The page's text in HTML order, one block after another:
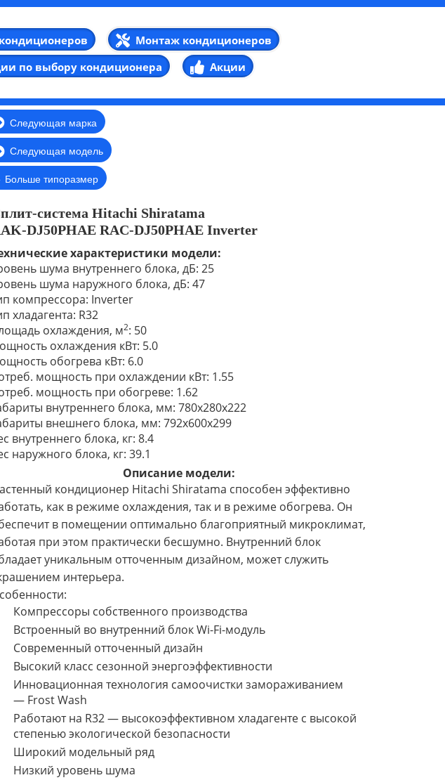
Монтаж кондиционеров
по выбору кондиционера Акции
Следующая марка
Следующая модель
Больше типоразмер
система Hitachi Shiratama
DJ50PHAE RAC-DJ50PHAE Inverter
характеристики модели:
шума внутреннего блока, дБ: 25
шума наружного блока, дБ: 47
компрессора: Inverter
хладагента: R32
охлаждения, м2: 50
охлаждения кВт: 5.0
обогрева кВт: 6.0
мощность при охлаждении кВт: 1.55
мощность при обогреве: 1.62
внутреннего блока, мм: 780x280x222
внешнего блока, мм: 792х600х299
внутреннего блока, кг: 8.4
наружного блока, кг: 39.1
Описание модели:
кондиционер Hitachi Shiratama способен эффективно
как в режиме охлаждения, так и в режиме обогрева. Он
в помещении оптимально благоприятный микроклимат,
при этом практически бесшумно. Внутренний блок
уникальным отточенным дизайном, может служить
интерьера.
Компрессоры собственного производства
Встроенный во внутренний блок Wi-Fi-модуль
Современный отточенный дизайн
Высокий класс сезонной энергоэффективности
Инновационная технология самоочистки замораживанием
— Frost Wash
Работают на R32 — высокоэффективном хладагенте с высокой
степенью экологической безопасности
Широкий модельный ряд
Низкий уровень шума